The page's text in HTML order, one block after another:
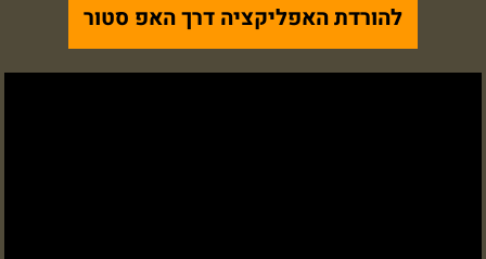
להורדת האפליקציה דרך האפ סטור